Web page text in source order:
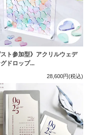
スト参加型》アクリルウェデ
ドロップ...
28,600円(税込)